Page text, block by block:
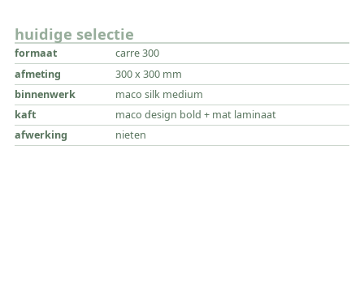
huidige selectie
formaat
carre 300
afmeting
300 x 300 mm
binnenwerk
maco silk medium
kaft
maco design bold + mat laminaat
afwerking
nieten